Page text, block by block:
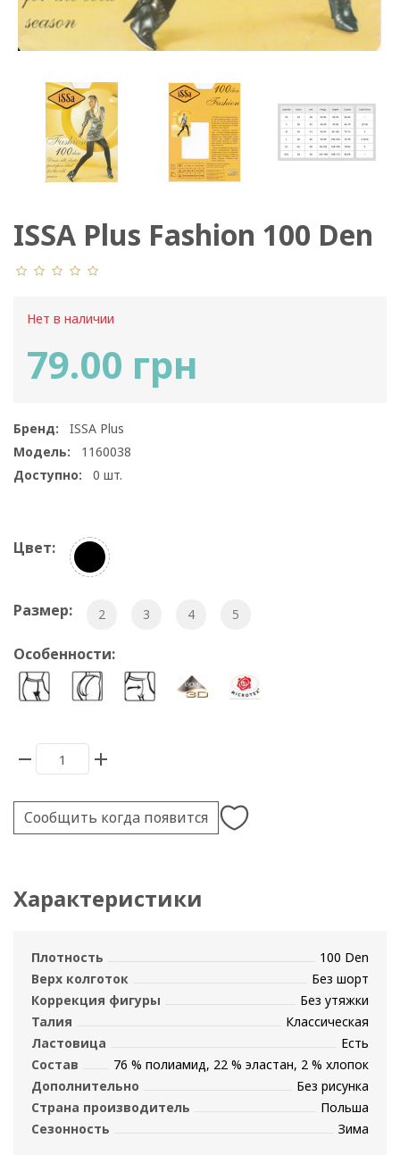
ISSA Plus Fashion 100 Den
Нет в наличии
79.00 грн
Бренд:
ISSA Plus
Модель:
1160038
Доступно:
0 шт.
Цвет:
Размер: 2 3 4 5
Особенности:
Сообщить когда появится
Характеристики
Плотность
100 Den
Верх колготок
Без шорт
Коррекция фигуры
Без утяжки
Талия
Классическая
Ластовица
Есть
Состав
76 % полиамид, 22 % эластан, 2 % хлопок
Дополнительно
Без рисунка
Страна производитель
Польша
Сезонность
Зима